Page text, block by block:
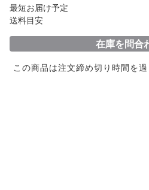
最短お届け予定
送料目安
在庫を問合
この商品は注文締め切り時間を